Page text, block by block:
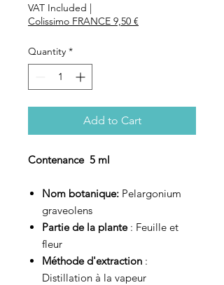
VAT Included |
Colissimo FRANCE 9,50 €
Quantity *
Add to Cart
Contenance 5 ml
Nom botanique: Pelargonium
graveolens
Partie de la plante: Feuille et
fleur
Méthode d'extraction :
Distillation à la vapeur